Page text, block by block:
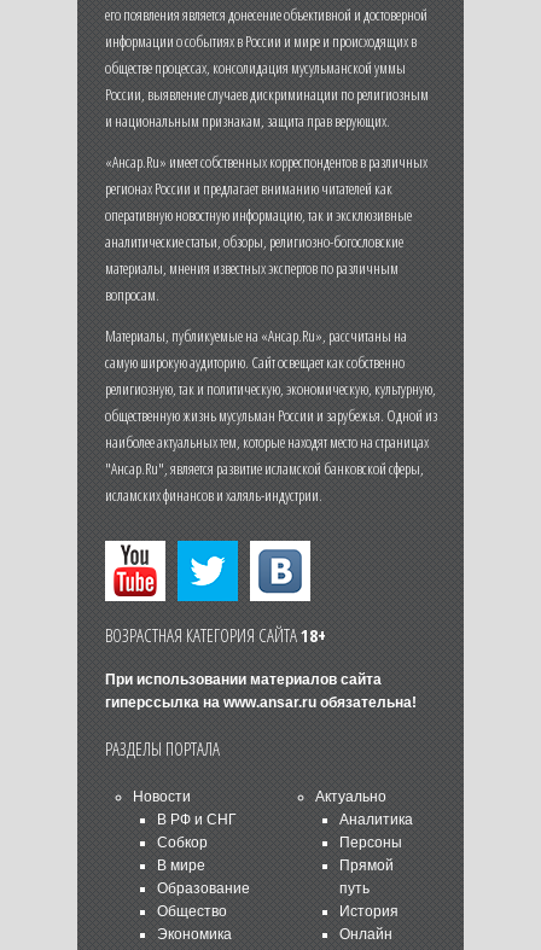
его появления является донесение объективной и достоверной
информации о событиях в России и мире и происходящих в
обществе процессах, консолидация мусульманской уммы
России, выявление случаев дискриминации по религиозным
и национальным признакам, защита прав верующих.
«Ансар.Ru» имеет собственных корреспондентов в различных
регионах России и предлагает вниманию читателей как
оперативную новостную информацию, так и эксклюзивные
аналитические статьи, обзоры, религиозно-богословские
материалы, мнения известных экспертов по различным
вопросам.
Материалы, публикуемые на «Ансар.Ru», рассчитаны на
самую широкую аудиторию. Сайт освещает как собственно
религиозную, так и политическую, экономическую, культурную,
общественную жизнь мусульман России и зарубежья. Одной из
наиболее актуальных тем, которые находят место на страницах
"Ансар.Ru", является развитие исламской банковской сферы,
исламских финансов и халяль-индустрии.
ВОЗРАСТНАЯ КАТЕГОРИЯ САЙТА18+
При использовании материалов сайта
гиперссылка на www.ansar.ruобязательна!
РАЗДЕЛЫ ПОРТАЛА
Новости
В РФ и СНГ
Собкор
В мире
Образование
Общество
Экономика
Актуально
Аналитика
Персоны
Прямой
путь
История
Онлайн